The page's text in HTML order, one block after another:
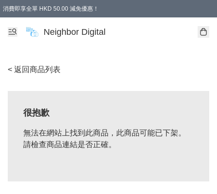
消費即享全單 HKD 50.00 減免優惠！
Neighbor Digital
< 返回商品列表
很抱歉
無法在網站上找到此商品，此商品可能已下架。
請檢查商品連結是否正確。